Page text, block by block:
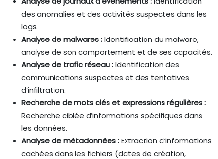
des anomalies et des activités suspectes dans les
logs.
Analyse de malwares :Identification du malware,
analyse de son comportement et de ses capacités.
Analyse de trafic réseau :Identification des
communications suspectes et des tentatives
d’infiltration.
Recherche de mots clés et expressions régulières :
Recherche ciblée d’informations spécifiques dans
les données.
Analyse de métadonnées :Extraction d’informations
cachées dans les fichiers (dates de création,